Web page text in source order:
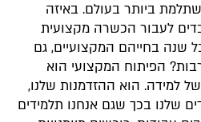
ביותר בעולם. באיזה
לעבור הכשרה מקצועית
שנה בחייהם המקצועיים, גם
הפיתוח המקצועי הוא
למידה. הוא ההזדמנות שלנו,
שלנו בכך שגם אנחנו תלמידים